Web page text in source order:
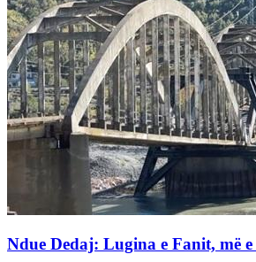
Ndue Dedaj: Lugina e Fanit, më